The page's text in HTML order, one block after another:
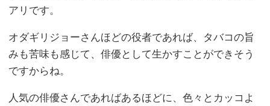
アリです。
オダギリジョーさんほどの役者であれば、タバコの旨
みも苦味も感じて、俳優として生かすことができそう
ですからね。
人気の俳優さんであればあるほどに、色々とカッコよ